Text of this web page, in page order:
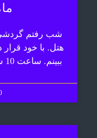
شب رفتم گردشی
هتل. با خود
ببینم. ساعت 10 شب غروب می شود. پس